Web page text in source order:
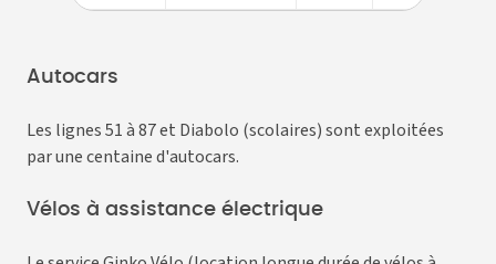
Autocars
Les lignes 51 à 87 et Diabolo (scolaires) sont exploitées
par une centaine d'autocars.
Vélos à assistance électrique